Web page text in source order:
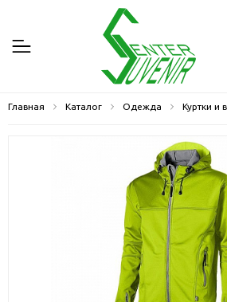
Главная Каталог Одежда Куртки и